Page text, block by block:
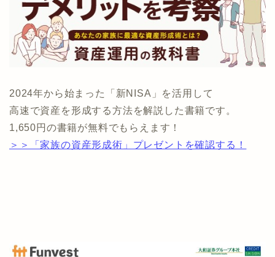
2024年から始まった「新NISA」を活用して
高速で資産を形成する方法を解説した書籍です。
1,650円の書籍が無料でもらえます！
＞＞「家族の資産形成術」プレゼントを確認する！